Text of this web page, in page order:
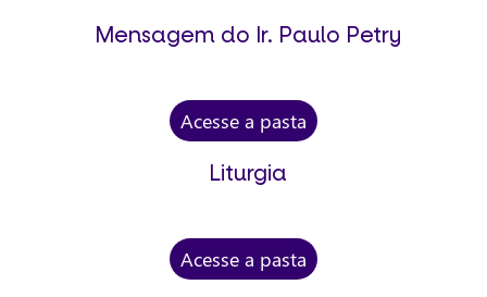
Mensagem do Ir. Paulo Petry
Acesse a pasta
Liturgia
Acesse a pasta